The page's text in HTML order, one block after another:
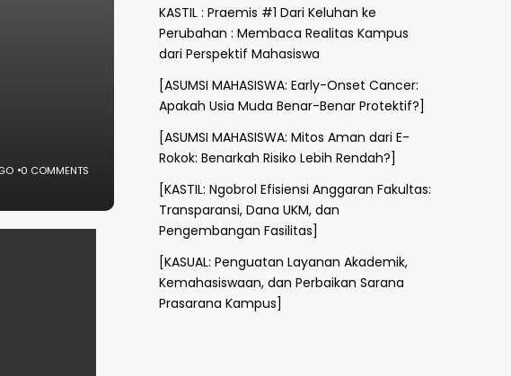
0 COMMENTS
KASTIL : Praemis #1 Dari Keluhan ke
Perubahan : Membaca Realitas Kampus
dari Perspektif Mahasiswa
[ASUMSI MAHASISWA: Early-Onset Cancer:
Apakah Usia Muda Benar-Benar Protektif?]
[ASUMSI MAHASISWA: Mitos Aman dari E-
Rokok: Benarkah Risiko Lebih Rendah?]
[KASTIL: Ngobrol Efisiensi Anggaran Fakultas:
Transparansi, Dana UKM, dan
Pengembangan Fasilitas]
[KASUAL: Penguatan Layanan Akademik,
Kemahasiswaan, dan Perbaikan Sarana
Prasarana Kampus]